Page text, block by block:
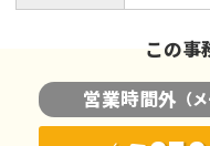
この事
営業時間外 （